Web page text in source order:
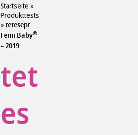
Startseite »
Produkttests
»tetesept
Femi Baby®
– 2019
tet
es